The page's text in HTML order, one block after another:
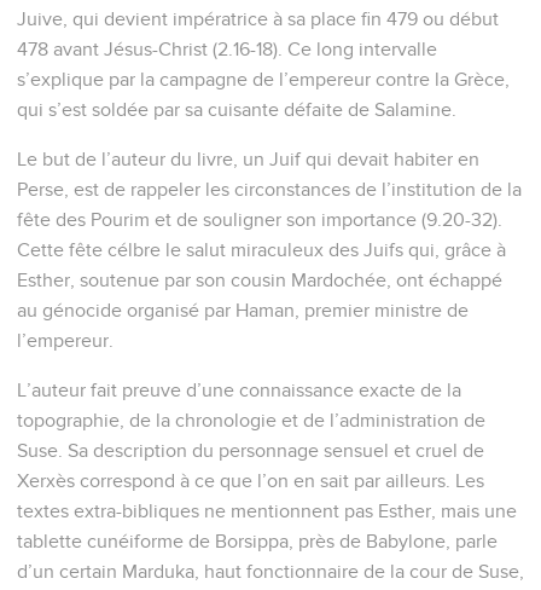
Juive, qui devient impératrice à sa place fin 479 ou début
478 avant Jésus-Christ (2.16-18). Ce long intervalle
s’explique par la campagne de l’empereur contre la Grèce,
qui s’est soldée par sa cuisante défaite de Salamine.
Le but de l’auteur du livre, un Juif qui devait habiter en
Perse, est de rappeler les circonstances de l’institution de la
fête des Pourim et de souligner son importance (9.20-32).
Cette fête célbre le salut miraculeux des Juifs qui, grâce à
Esther, soutenue par son cousin Mardochée, ont échappé
au génocide organisé par Haman, premier ministre de
l’empereur.
L’auteur fait preuve d’une connaissance exacte de la
topographie, de la chronologie et de l’administration de
Suse. Sa description du personnage sensuel et cruel de
Xerxès correspond à ce que l’on en sait par ailleurs. Les
textes extra-bibliques ne mentionnent pas Esther, mais une
tablette cunéiforme de Borsippa, près de Babylone, parle
d’un certain Marduka, haut fonctionnaire de la cour de Suse,